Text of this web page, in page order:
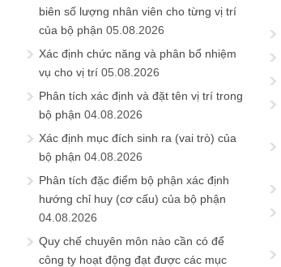
biên số lượng nhân viên cho từng vị trí
của bộ phận 05.08.2026
Xác định chức năng và phân bổ nhiệm
vụ cho vị trí 05.08.2026
Phân tích xác định và đặt tên vị trí trong
bộ phận 04.08.2026
Xác định mục đích sinh ra (vai trò) của
bộ phận 04.08.2026
Phân tích đặc điểm bộ phận xác định
hướng chỉ huy (cơ cấu) của bộ phận
04.08.2026
Quy chế chuyên môn nào cần có để
công ty hoạt động đạt được các mục